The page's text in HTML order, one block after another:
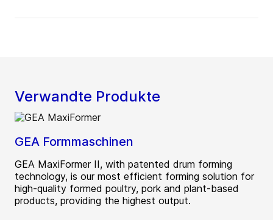
Verwandte Produkte
GEA Formmaschinen
GEA MaxiFormer II, with patented drum forming
technology, is our most efficient forming solution for
high-quality formed poultry, pork and plant-based
products, providing the highest output.